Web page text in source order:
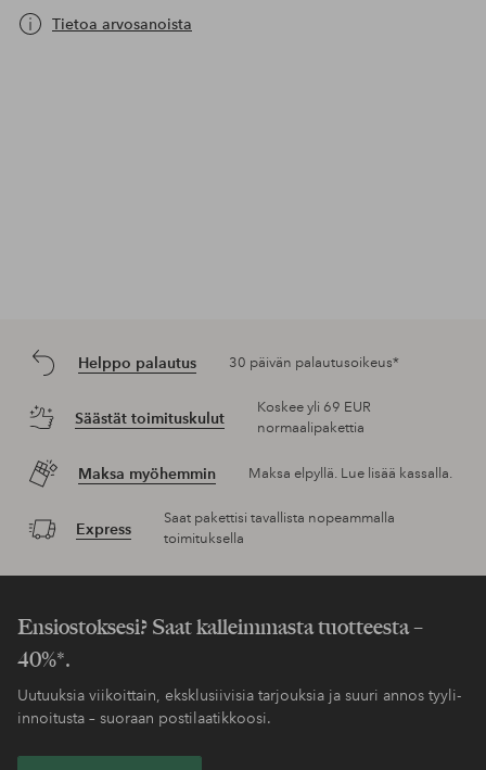
Tietoa arvosanoista
Helppo palautus 30 päivän palautusoikeus*
Säästät toimituskulut
Koskee yli 69 EUR
normaalipakettia
Maksa myöhemmin Maksa elpyllä. Lue lisää kassalla.
Express
Saat pakettisi tavallista nopeammalla
toimituksella
Ensiostoksesi? Saat kalleimmasta tuotteesta –
40%*.
Uutuuksia viikoittain, eksklusiivisia tarjouksia ja suuri annos tyyli-
innoitusta – suoraan postilaatikkoosi.